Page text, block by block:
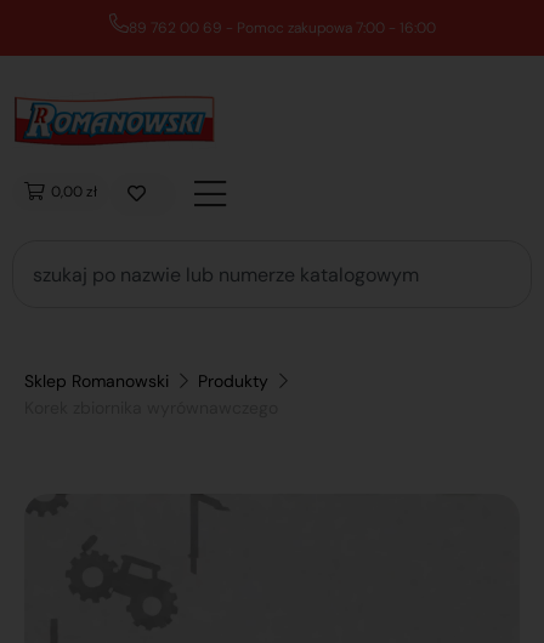
89 762 00 69 - Pomoc zakupowa 7:00 - 16:00
0,00 zł
Sklep Romanowski
Produkty